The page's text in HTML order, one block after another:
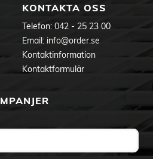
KONTAKTA OSS
Telefon: 042 - 25 23 00
Email: info@order.se
Kontaktinformation
Kontaktformulär